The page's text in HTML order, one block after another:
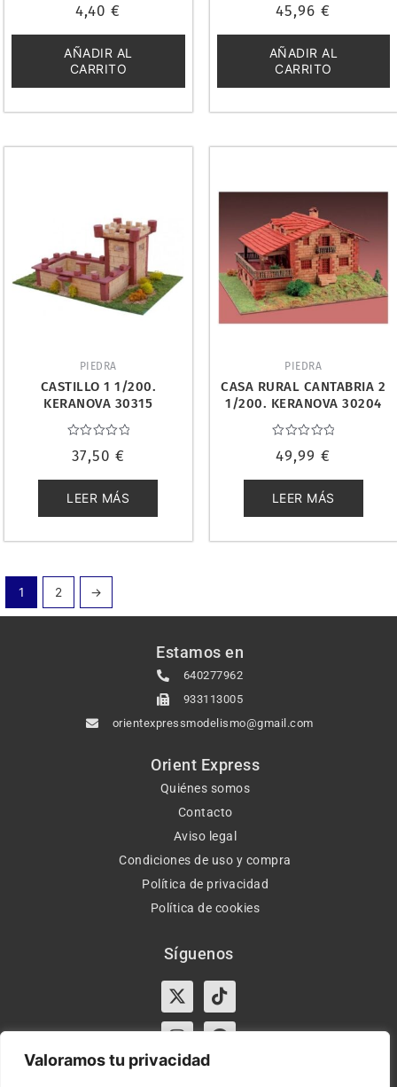
Valoramos tu privacidad
con
de
5
4,40€
AÑADIR AL
CARRITO
con
de
5
45,96€
AÑADIR AL
CARRITO
PIEDRA
CASTILLO 1 1/200.
KERANOVA 30315
con
de
5
37,50 €
LEER MÁS
PIEDRA
CASA RURAL CANTABRIA 2
1/200. KERANOVA 30204
con
de
5
49,99€
LEER MÁS
1 2 →
Estamos en
640277962
933113005
orientexpressmodelismo@gmail.com
Orient Express
Quiénes somos
Contacto
Aviso legal
Condiciones de uso y compra
Política de privacidad
Política de cookies
Síguenos
X-
twitter
Tiktok
InstagramFacebook